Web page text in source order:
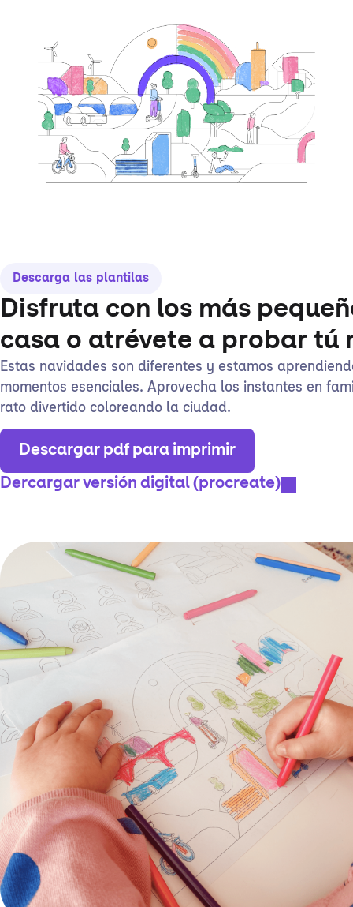
Descarga las plantilas
Disfruta con los más
casa o atrévete a probar tú
Estas navidades son diferentes y estamos
momentos esenciales. Aprovecha los instantes en
rato divertido coloreando la ciudad.
Descargar pdf para imprimir
Dercargar versión digital (procreate)